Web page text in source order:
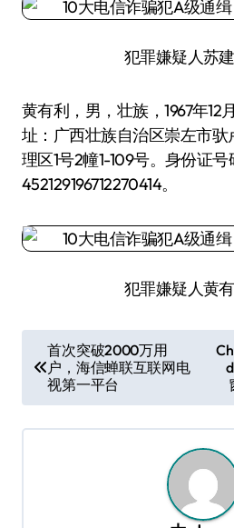
犯罪嫌疑人苏
黄有利，男，壮族，1967年12
址：广西壮族自治区崇左市
理区1号2幢1-109号。身份证号
452129196712270414。
犯罪嫌疑人黄
章
导
航
首次突破2000万用
户，海信蝉联互联网电
视第一平台